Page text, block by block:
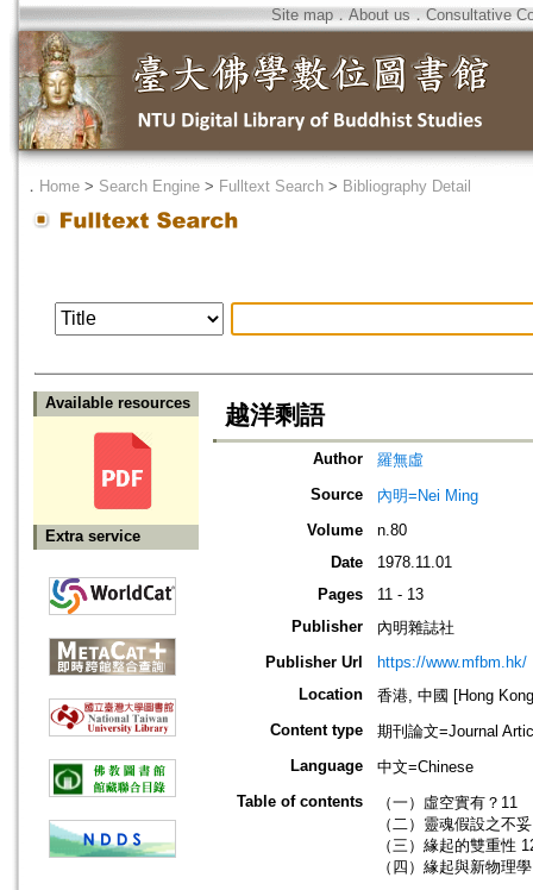
Site map．About us ． Consultative
． Home > Search Engine > Fulltext Search > Bibliography Detail
Available resources
Extra service
越洋剩語
Author
羅無虛
Source
內明=Nei Ming
Volume
n.80
Date
1978.11.01
Pages
11 - 13
Publisher
內明雜誌社
Publisher Url
https://www.mfbm.hk/
Location
香港, 中國 [Hong
Content type
期刊論文=Journal
Language
中文=Chinese
Table of contents
（一）虛空實有？11
（二）靈魂假設之不
（三）緣起的雙重性
（四）緣起與新物理